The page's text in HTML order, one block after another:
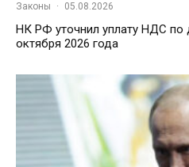
Законы · 05.08.2026
НК РФ уточнил уплату НДС по
октября 2026 года